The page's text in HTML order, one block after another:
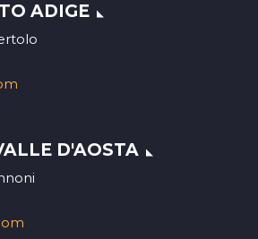
ADIGE
D'AOSTA